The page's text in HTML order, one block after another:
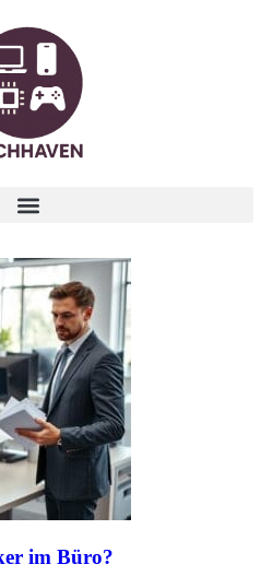
im Büro?